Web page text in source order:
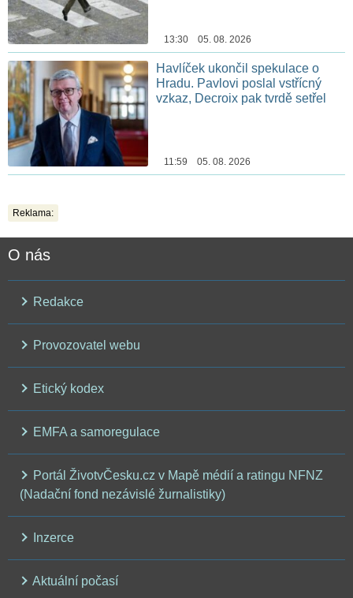
13:30 05. 08. 2026
Havlíček ukončil spekulace o
Hradu. Pavlovi poslal vstřícný
vzkaz, Decroix pak tvrdě setřel
11:59 05. 08. 2026
Reklama:
O nás
Redakce
Provozovatel webu
Etický kodex
EMFA a samoregulace
Portál ŽivotvČesku.cz v Mapě médií a ratingu NFNZ
(Nadační fond nezávislé žurnalistiky)
Inzerce
Aktuální počasí